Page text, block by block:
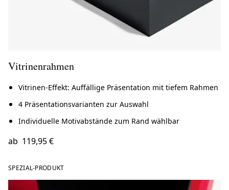
Vitrinenrahmen
Vitrinen-Effekt: Auffällige Präsentation mit tiefem Rahmen
4 Präsentationsvarianten zur Auswahl
Individuelle Motivabstände zum Rand wählbar
ab 119,95 €
SPEZIAL-PRODUKT